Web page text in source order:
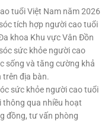
tuổi Việt Nam năm 2026
tích hợp người cao tuổi
khoa Khu vực Vân Đồn
sức khỏe người cao
sống và tăng cường khả
trên địa bàn.
sức khỏe người cao tuổi
thông qua nhiều hoạt
đồng, tư vấn phòng